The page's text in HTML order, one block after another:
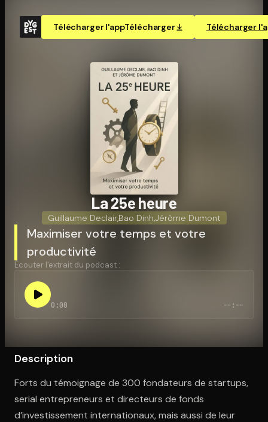
Télécharger l'appTélécharger Télécharger
Ouvre l'app Appareil photo, pointe sur le code. C'est gratuit à
La 25e heure
Guillaume Declair,Bao DinhJérôme Dumont
Maximiser votre temps et votre
productivité
Écouter l'extrait du podcast :
0:00 --:--
Description
Forts du témoignage de 300 fondateurs de startups,
serial entrepreneurs et directeurs de fonds
d’investissement internationaux, mais aussi de leur